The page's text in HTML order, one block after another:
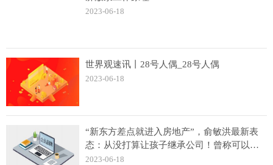
2023-06-18
世界观速讯丨28号人偶_28号人偶
2023-06-18
“新东方差点就进入房地产”，俞敏洪最新表
态：从没打算让孩子继承公司！曾称可以考
虑董宇辉接班_全球资讯
2023-06-18